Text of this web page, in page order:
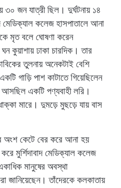
৩০ জন যাত্রী ছিল। দুর্ঘটনায় ১৪
মেডিক্যাল কলেজ হাসপাতালে আনা
মৃত বলে ঘোষণা করেন
কুয়াশায় ঢাকা চারদিক। তার
তুলনায় অনেকটাই বেশি
গাড়ি পাশ কাটাতে গিয়েছিলেন
একটি পণ্যবাহী লরি।
মারে। দুমড়ে মুছড়ে যায় বাস
অংশ কেটে বের করে আনা হয়
মুর্শিদাবাদ মেডিক্যাল কলেজ
মানুষের অবস্থা
জানিয়েছেন। তাঁদেরকে কলকাতায়